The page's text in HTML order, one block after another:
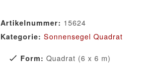
Artikelnummer: 15624
Kategorie: Sonnensegel Quadrat
Form: Quadrat (6 x 6 m)